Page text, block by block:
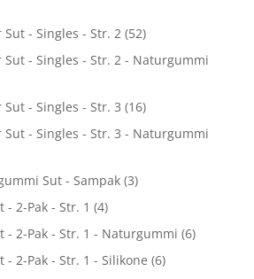
Sut - Singles - Str. 2 (52)
Sut - Singles - Str. 2 - Naturgummi
Sut - Singles - Str. 3 (16)
Sut - Singles - Str. 3 - Naturgummi
Sut - Sampak (3)
- 2-Pak - Str. 1 (4)
- 2-Pak - Str. 1 - Naturgummi (6)
- 2-Pak - Str. 1 - Silikone (6)